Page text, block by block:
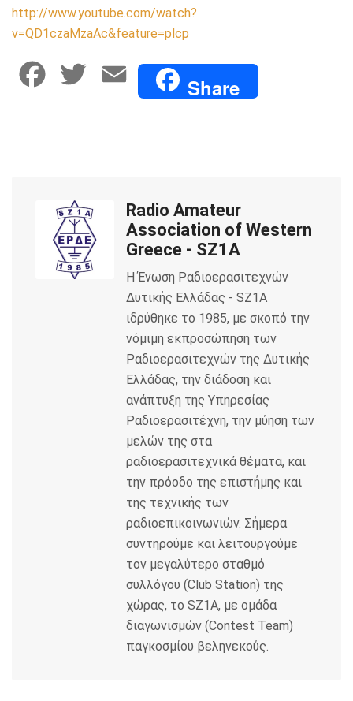
http://www.youtube.com/watch?
v=QD1czaMzaAc&feature=plcp
b
o
t
e
E
l
Share
Radio Amateur
Association of Western
Greece - SZ1A
Η Ένωση Ραδιοερασιτεχνών
Δυτικής Ελλάδας - SZ1A
ιδρύθηκε το 1985, με σκοπό την
νόμιμη εκπροσώπηση των
Ραδιοερασιτεχνών της Δυτικής
Ελλάδας, την διάδοση και
ανάπτυξη της Υπηρεσίας
Ραδιοερασιτέχνη, την μύηση των
μελών της στα
ραδιοερασιτεχνικά θέματα, και
την πρόοδο της επιστήμης και
της τεχνικής των
ραδιοεπικοινωνιών. Σήμερα
συντηρούμε και λειτουργούμε
τον μεγαλύτερο σταθμό
συλλόγου (Club Station) της
χώρας, το SZ1A, με ομάδα
διαγωνισμών (Contest Team)
παγκοσμίου βεληνεκούς.